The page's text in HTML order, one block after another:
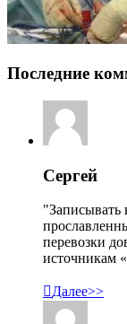
Последние
Сергей
"Записывать
перевозки
источникам
Далее>>